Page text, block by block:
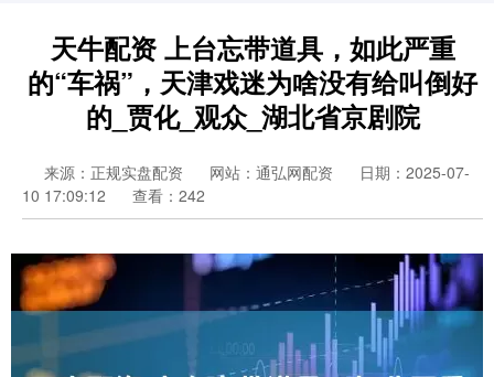
天牛配资 上台忘带道具，如此严重
的“车祸”，天津戏迷为啥没有给叫倒好
的_贾化_观众_湖北省京剧院
来源：正规实盘配资 网站：通弘网配资
日期：2025-07-
10 17:09:12
查看：242